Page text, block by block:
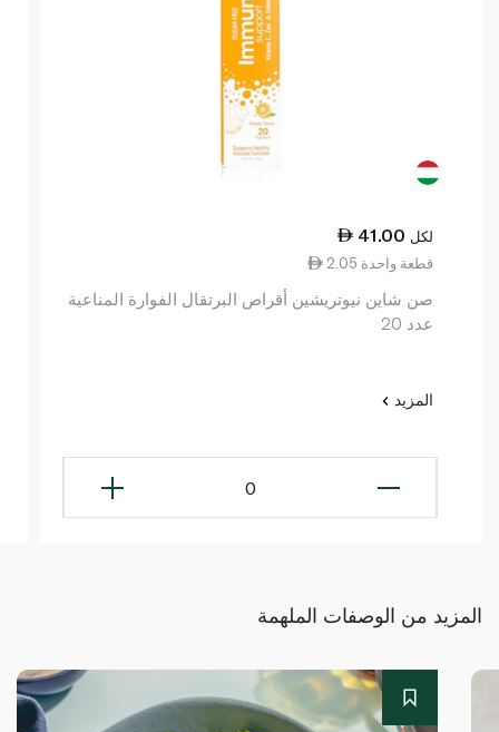
41.00 لكل
2.05 قطعة واحدة
صن شاين نيوتريشين أقراص البرتقال الفوارة المناعية
عدد 20
المزيد
0
المزيد من الوصفات الملهمة